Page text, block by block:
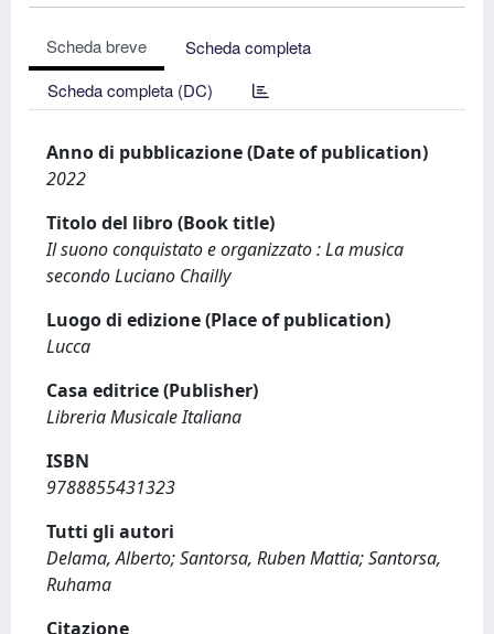
Scheda breve
Scheda completa
Scheda completa (DC)
Anno di pubblicazione (Date of publication)
2022
Titolo del libro (Book title)
Il suono conquistato e organizzato : La musica
secondo Luciano Chailly
Luogo di edizione (Place of publication)
Lucca
Casa editrice (Publisher)
Libreria Musicale Italiana
ISBN
9788855431323
Tutti gli autori
Delama, Alberto; Santorsa, Ruben Mattia; Santorsa,
Ruhama
Citazione